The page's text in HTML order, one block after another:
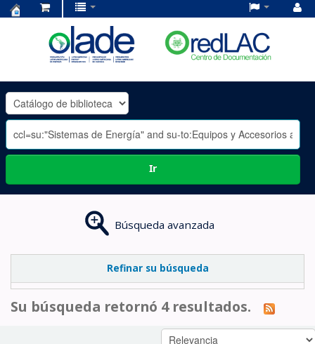
OLADE
-
Ir
Búsqueda avanzada
Refinar su búsqueda
Su búsqueda retornó 4 resultados.